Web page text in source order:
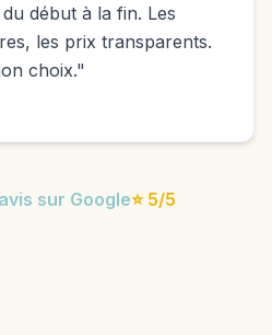
début à la fin. Les
les prix transparents.
choix."
sur Google⭐ 5/5